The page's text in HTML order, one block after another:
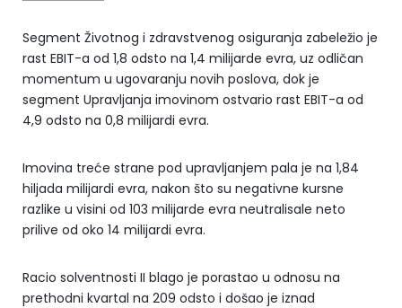
Segment Životnog i zdravstvenog osiguranja zabeležio je
rast EBIT-a od 1,8 odsto na 1,4 milijarde evra, uz odličan
momentum u ugovaranju novih poslova, dok je
segment Upravljanja imovinom ostvario rast EBIT-a od
4,9 odsto na 0,8 milijardi evra.
Imovina treće strane pod upravljanjem pala je na 1,84
hiljada milijardi evra, nakon što su negativne kursne
razlike u visini od 103 milijarde evra neutralisale neto
prilive od oko 14 milijardi evra.
Racio solventnosti II blago je porastao u odnosu na
prethodni kvartal na 209 odsto i došao je iznad